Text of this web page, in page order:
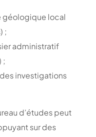
géologique local
;
administratif
;
investigations
d’études peut
sur des